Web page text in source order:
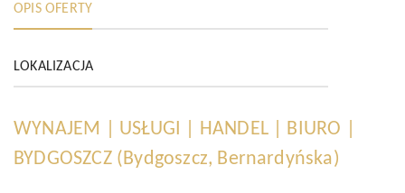
OPIS OFERTY
LOKALIZACJA
WYNAJEM | USŁUGI | HANDEL | BIURO |
BYDGOSZCZ(Bydgoszcz, Bernardyńska)